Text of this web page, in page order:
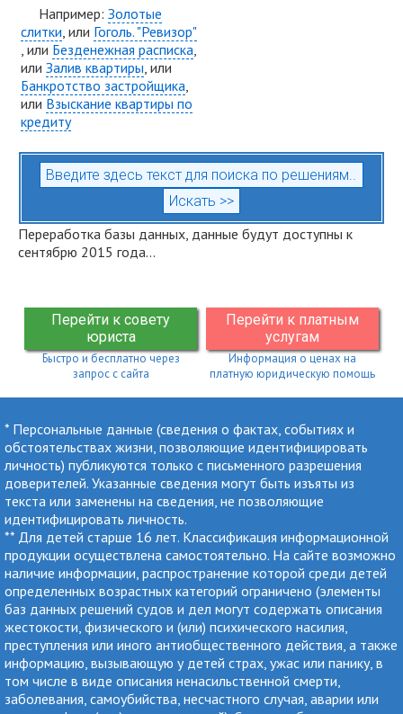
Например: Золотые
слитки, или Гоголь. "Ревизор"
, или Безденежная расписка,
или Залив квартиры, или
Банкротство застройщика,
или Взыскание квартиры по
кредиту
Переработка базы данных, данные будут доступны к
сентябрю 2015 года...
Перейти к совету
юриста
Перейти к платным
услугам
Быстро и бесплатно через
запрос с сайта
Информация о ценах на
платную юридическую помощь
* Персональные данные (сведения о фактах, событиях и
обстоятельствах жизни, позволяющие идентифицировать
личность) публикуются только с письменного разрешения
доверителей. Указанные сведения могут быть изъяты из
текста или заменены на сведения, не позволяющие
идентифицировать личность.
** Для детей старше 16 лет. Классификация информационной
продукции осуществлена самостоятельно. На сайте возможно
наличие информации, распространение которой среди детей
определенных возрастных категорий ограничено (элементы
баз данных решений судов и дел могут содержать описания
жестокости, физического и (или) психического насилия,
преступления или иного антиобщественного действия, а также
информацию, вызывающую у детей страх, ужас или панику, в
том числе в виде описания ненасильственной смерти,
заболевания, самоубийства, несчастного случая, аварии или